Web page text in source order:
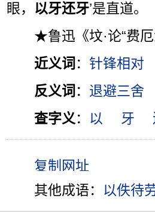
眼， 以牙还牙’是直道。
★鲁迅《坟·论“费厄
近义词 ： 针锋相对
反义词 ： 退避三舍
查字义 ： 以 牙
其他成语： 以佚待